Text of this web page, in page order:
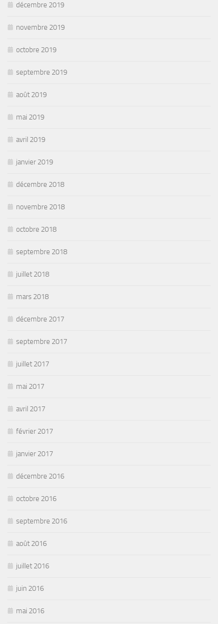
décembre 2019
novembre 2019
octobre 2019
septembre 2019
août 2019
mai 2019
avril 2019
janvier 2019
décembre 2018
novembre 2018
octobre 2018
septembre 2018
juillet 2018
mars 2018
décembre 2017
septembre 2017
juillet 2017
mai 2017
avril 2017
février 2017
janvier 2017
décembre 2016
octobre 2016
septembre 2016
août 2016
juillet 2016
juin 2016
mai 2016